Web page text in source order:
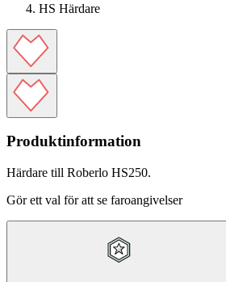
HS Härdare
Produktinformation
Härdare till Roberlo HS250.
Gör ett val för att se faroangivelser